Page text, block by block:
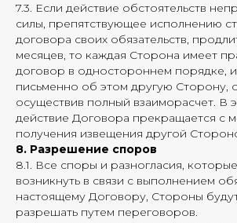
7.3. Если действие обстоятельств
силы, препятствующее исполнению
договора своих обязательств,
месяцев, то каждая Сторона имеет
договор в одностороннем порядке,
письменно об этом другую Сторону,
осуществив полный взаиморасчет. В
действие Договора прекращается с
получения извещения другой
8. Разрешение споров
8.1. Все споры и разногласия,
возникнуть в связи с выполнением
настоящему Договору, Стороны
разрешать путем переговоров.